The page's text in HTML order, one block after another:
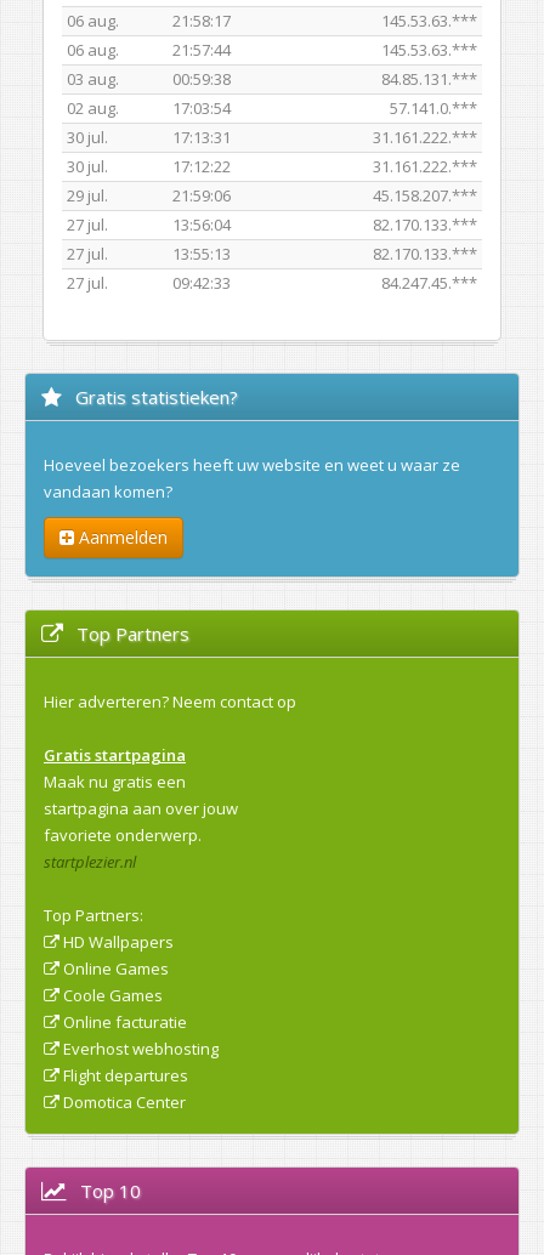
06 aug. 21:58:17
145.53.63.***
06 aug.
21:57:44
145.53.63.***
03 aug.
00:59:38
84.85.131.***
02 aug.
17:03:54
57.141.0.***
30 jul.
17:13:31
31.161.222.***
30 jul.
17:12:22
31.161.222.***
29 jul.
21:59:06
45.158.207.***
27 jul.
13:56:04
82.170.133.***
27 jul.
13:55:13
82.170.133.***
27 jul.
09:42:33 84.247.45.***
Gratis statistieken?
Hoeveel bezoekers heeft uw website en weet u waar ze
vandaan komen?
Aanmelden
Top Partners
Hier adverteren?Neem contact op
Gratis startpagina
Maak nu gratis een
startpagina aan over jouw
favoriete onderwerp.
startplezier.nl
Top Partners:
HD Wallpapers
Online Games
Coole Games
Online facturatie
Everhost webhosting
Flight departures
Domotica Center
Top 10